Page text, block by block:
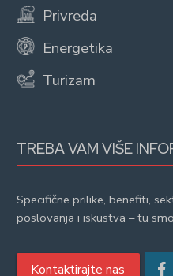
Privreda
Energetika
Turizam
TREBA VAM VIŠE
Specifične prilike, benefiti,
poslovanja i iskustva – tu
Kontaktirajte nas